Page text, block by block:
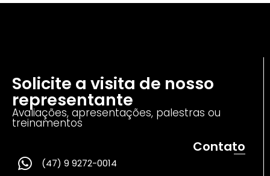
Solicite a visita de nosso
representante
Avaliações, apresentações, palestras ou
treinamentos
Contato
(47) 9 9272-0014